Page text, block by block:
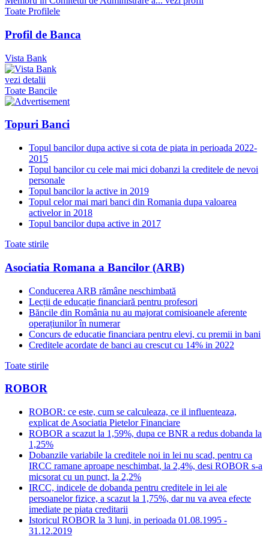
Toate Profilele
Profil de Banca
Vista Bank
vezi detalii
Toate Bancile
Topuri Banci
Topul bancilor dupa active si cota de piata in perioada 2022-
2015
Topul bancilor cu cele mai mici dobanzi la creditele de nevoi
personale
Topul bancilor la active in 2019
Topul celor mai mari banci din Romania dupa valoarea
activelor in 2018
Topul bancilor dupa active in 2017
Toate stirile
Asociatia Romana a Bancilor (ARB)
Conducerea ARB rămâne neschimbată
Lecții de educație financiară pentru profesori
Băncile din România nu au majorat comisioanele aferente
operațiunilor în numerar
Concurs de educatie financiara pentru elevi, cu premii in bani
Creditele acordate de banci au crescut cu 14% in 2022
Toate stirile
ROBOR
ROBOR: ce este, cum se calculeaza, ce il influenteaza,
explicat de Asociatia Pietelor Financiare
ROBOR a scazut la 1,59%, dupa ce BNR a redus dobanda la
1,25%
Dobanzile variabile la creditele noi in lei nu scad, pentru ca
IRCC ramane aproape neschimbat, la 2,4%, desi ROBOR s-a
micsorat cu un punct, la 2,2%
IRCC, indicele de dobanda pentru creditele in lei ale
persoanelor fizice, a scazut la 1,75%, dar nu va avea efecte
imediate pe piata creditarii
Istoricul ROBOR la 3 luni, in perioada 01.08.1995 -
31.12.2019